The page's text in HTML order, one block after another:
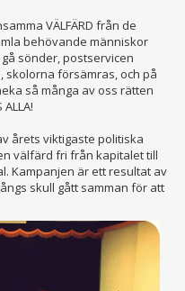
VÄLFÄRD från de
behövande människor
sönder, postservicen
försämras, och på
så många av oss rätten
årets viktigaste politiska
välfärd fri från kapitalet till
Kampanjen är ett resultat av
skull gått samman för att